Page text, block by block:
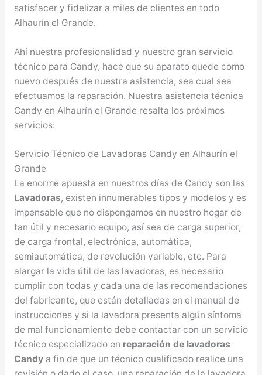
satisfacer y fidelizar a miles de clientes en todo
Alhaurín el Grande.
Ahí nuestra profesionalidad y nuestro gran servicio
técnico para Candy, hace que su aparato quede como
nuevo después de nuestra asistencia, sea cual sea
efectuamos la reparación. Nuestra asistencia técnica
Candy en Alhaurín el Grande resalta los próximos
servicios:
Servicio Técnico de Lavadoras Candy en Alhaurín el
Grande
La enorme apuesta en nuestros días de Candy son las
Lavadoras, existen innumerables tipos y modelos y es
impensable que no dispongamos en nuestro hogar de
tan útil y necesario equipo, así sea de carga superior,
de carga frontal, electrónica, automática,
semiautomática, de revolución variable, etc. Para
alargar la vida útil de las lavadoras, es necesario
cumplir con todas y cada una de las recomendaciones
del fabricante, que están detalladas en el manual de
instrucciones y si la lavadora presenta algún síntoma
de mal funcionamiento debe contactar con un servicio
técnico especializado en reparación de lavadoras
Candya fin de que un técnico cualificado realice una